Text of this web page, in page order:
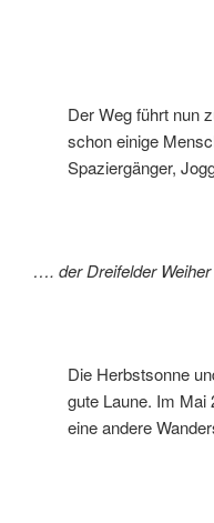
Der Weg führt nun
schon einige
Spaziergänger,
…. der Dreifelder
Die Herbstsonne
gute Laune. Im Mai
eine andere